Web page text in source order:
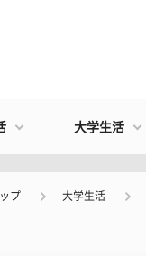
大学生活
プ 大学生活